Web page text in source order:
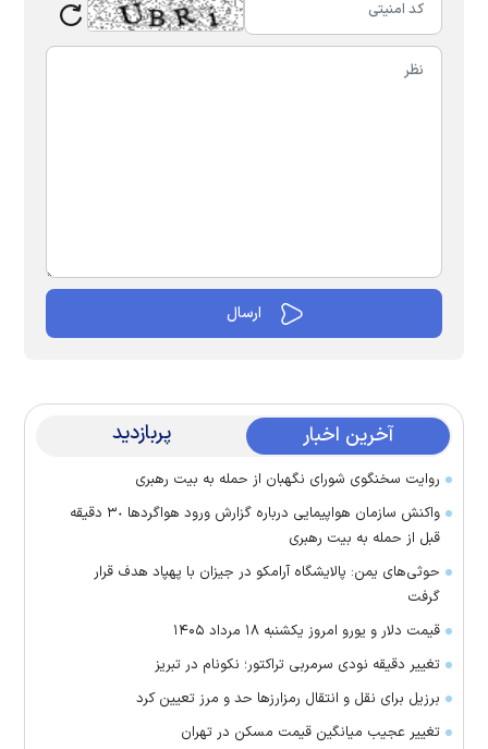
آخرین اخبار پربازدید
روایت سخنگوی شورای نگهبان از حمله به بیت رهبری
واکنش سازمان هواپیمایی درباره گزارش ورود هواگرد‌ها ٣٠ دقیقه
قبل از حمله به بیت رهبری
حوثی‌های یمن: پالایشگاه آرامکو در جیزان با پهپاد هدف قرار
گرفت
قیمت دلار و یورو امروز یکشنبه ۱۸ مرداد ۱۴۰۵
تغییر دقیقه نودی سرمربی تراکتور؛ نکونام در تبریز
برزیل برای نقل‌ و انتقال رمزارز‌ها حد و مرز تعیین کرد
تغییر عجیب میانگین قیمت مسکن در تهران